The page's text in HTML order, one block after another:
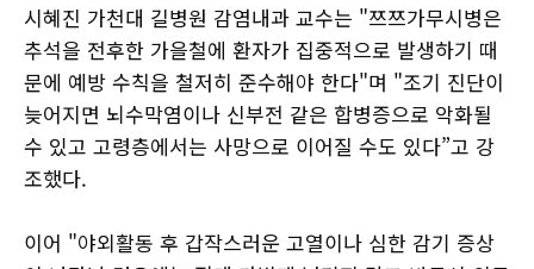
시혜진 가천대 길병원 감염내과 교수는 "쯔쯔가무시병은
추석을 전후한 가을철에 환자가 집중적으로 발생하기 때
문에 예방 수칙을 철저히 준수해야 한다"며 "조기 진단이
늦어지면 뇌수막염이나 신부전 같은 합병증으로 악화될
수 있고 고령층에서는 사망으로 이어질 수도 있다”고 강
조했다.
이어 "야외활동 후 갑작스러운 고열이나 심한 감기 증상